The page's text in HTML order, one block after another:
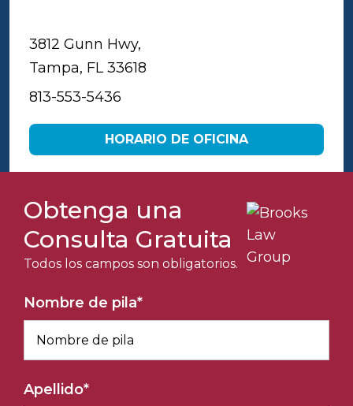
3812 Gunn Hwy,
Tampa, FL 33618
813-553-5436
HORARIO DE OFICINA
Obtenga una
Consulta Gratuita
Todos los campos son obligatorios.
Nombre de pila*
Apellido*